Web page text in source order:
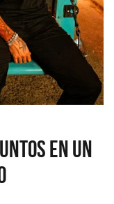
en un